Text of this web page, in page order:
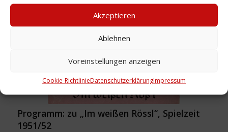
Akzeptieren
Ablehnen
Voreinstellungen anzeigen
Cookie-RichtlinieDatenschutzerklärungImpressum
Programm: zu „Im weißen Rössl“, Spielzeit
1951/52